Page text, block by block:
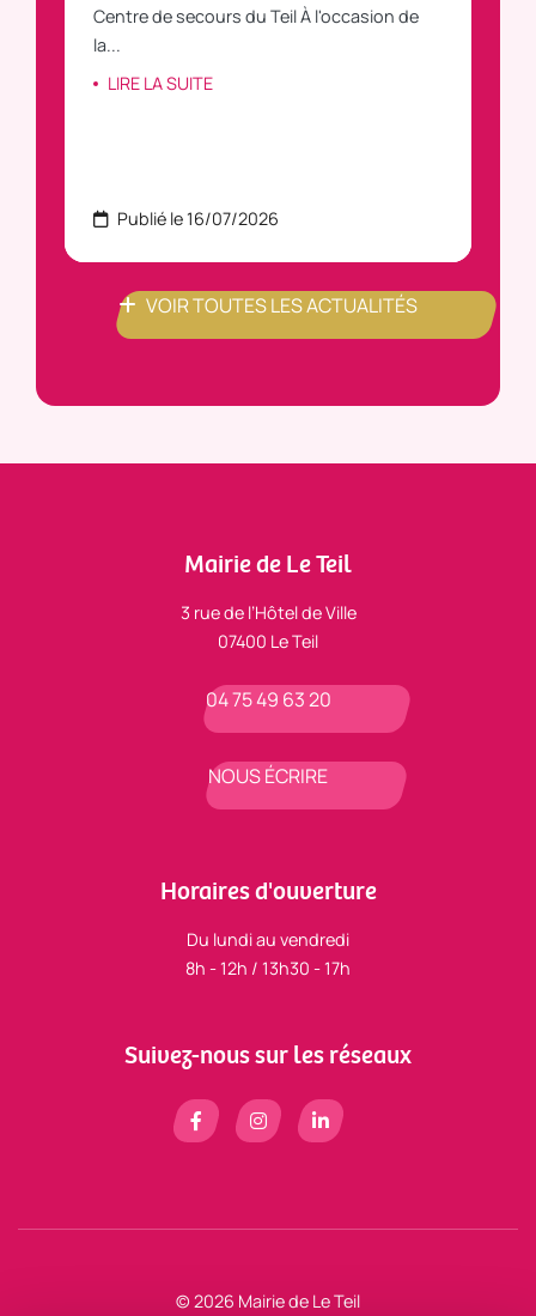
Centre de secours du Teil À l'occasion de
la...
LIRE LA SUITE
Publié le 16/07/2026
VOIR TOUTES LES ACTUALITÉS
Mairie de Le Teil
3 rue de l’Hôtel de Ville
07400 Le Teil
04 75 49 63 20
NOUS ÉCRIRE
Horaires d'ouverture
Du lundi au vendredi
8h - 12h / 13h30 - 17h
Suivez-nous sur les réseaux
© 2026 Mairie de Le Teil